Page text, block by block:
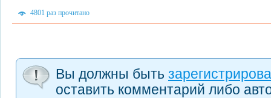
4801 раз прочитано
Вы должны быть
оставить комментарий либо